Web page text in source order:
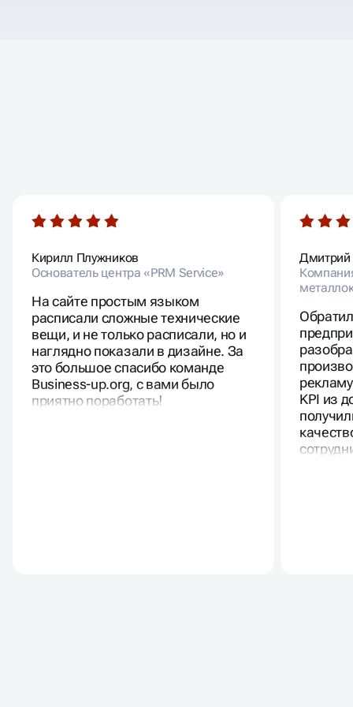
Кирилл Плужников
Основатель центра «PRM Service»
На сайте простым языком
расписали сложные технические
вещи, и не только расписали, но и
наглядно показали в дизайне. За
это большое спасибо команде
Business-up.org, с вами было
приятно поработать!
Дмитрий
KPI из